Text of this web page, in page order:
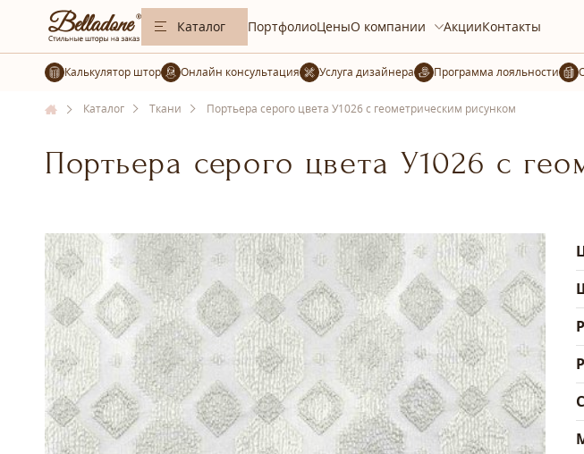
Каталог ПортфолиоЦеныО компании АкцииКонтакты
Калькулятор штор Услуга дизайнера
Каталог Ткани Портьера серого цвета У1026 с геометрическим рисунком
Портьера серого цвета У1026 с